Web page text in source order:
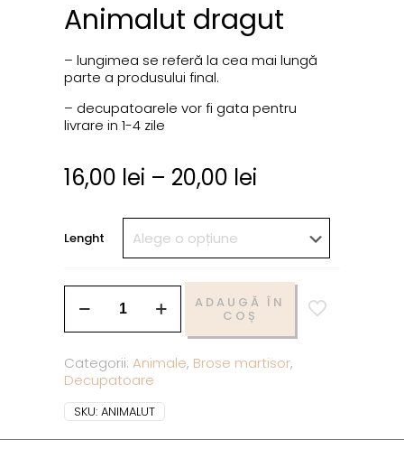
Animalut dragut
– lungimea se referă la cea mai lungă
parte a produsului final.
– decupatoarele vor fi gata pentru
livrare in 1-4 zile
16,00 lei – 20,00 lei
Lenght
ADAUGĂ ÎN
COȘ
Categorii:Animale, Brose martisor,
Decupatoare
SKU:ANIMALUT